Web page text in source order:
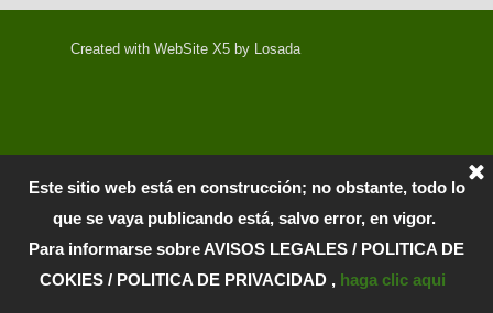
Created with WebSite X5 by Losada
Este sitio web está en construcción; no obstante, todo lo
que se vaya publicando está, salvo error, en vigor.
Para informarse sobre AVISOS LEGALES / POLITICA DE
COKIES / POLITICA DE PRIVACIDAD , haga clic aqui